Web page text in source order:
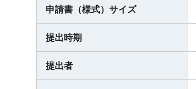
申請書（様式）サイズ
提出時期
提出者